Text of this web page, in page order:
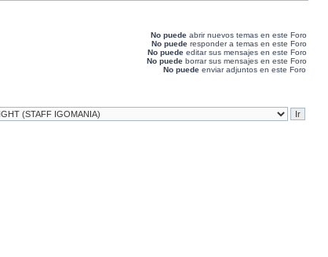
No puede abrir nuevos temas en este Foro
No puede responder a temas en este Foro
No puede editar sus mensajes en este Foro
No puede borrar sus mensajes en este Foro
No puede enviar adjuntos en este Foro